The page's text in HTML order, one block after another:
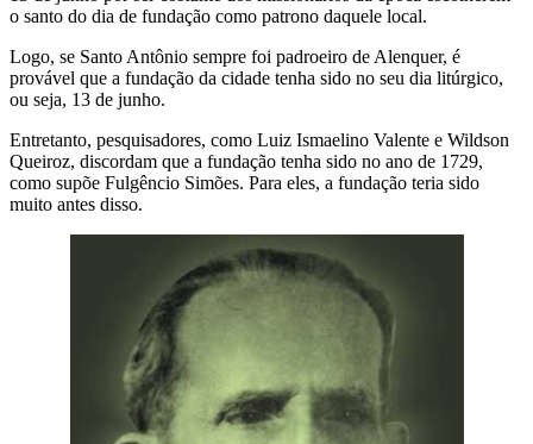
o santo do dia de fundação como patrono daquele local.
Logo, se Santo Antônio sempre foi padroeiro de Alenquer, é
provável que a fundação da cidade tenha sido no seu dia litúrgico,
ou seja, 13 de junho.
Entretanto, pesquisadores, como Luiz Ismaelino Valente e Wildson
Queiroz, discordam que a fundação tenha sido no ano de 1729,
como supõe Fulgêncio Simões. Para eles, a fundação teria sido
muito antes disso.